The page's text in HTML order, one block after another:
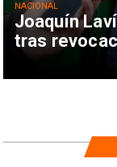
Joaquín
tras
NACIONAL